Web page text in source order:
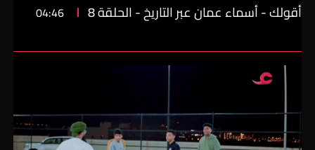
أقولك - أسماء عمان عبر التاريخ - الحلقة 8 04:46